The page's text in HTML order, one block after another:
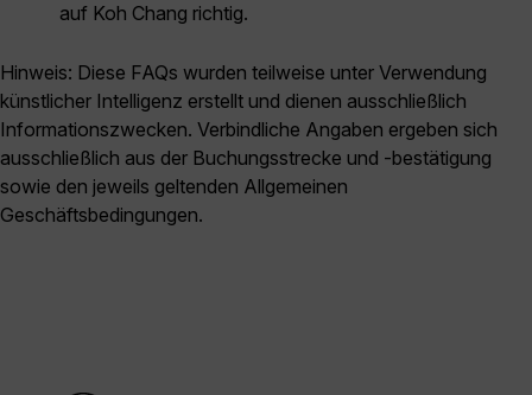
auf Koh Chang richtig.
Hinweis: Diese FAQs wurden teilweise unter Verwendung
künstlicher Intelligenz erstellt und dienen ausschließlich
Informationszwecken. Verbindliche Angaben ergeben sich
ausschließlich aus der Buchungsstrecke und -bestätigung
sowie den jeweils geltenden Allgemeinen
Geschäftsbedingungen.